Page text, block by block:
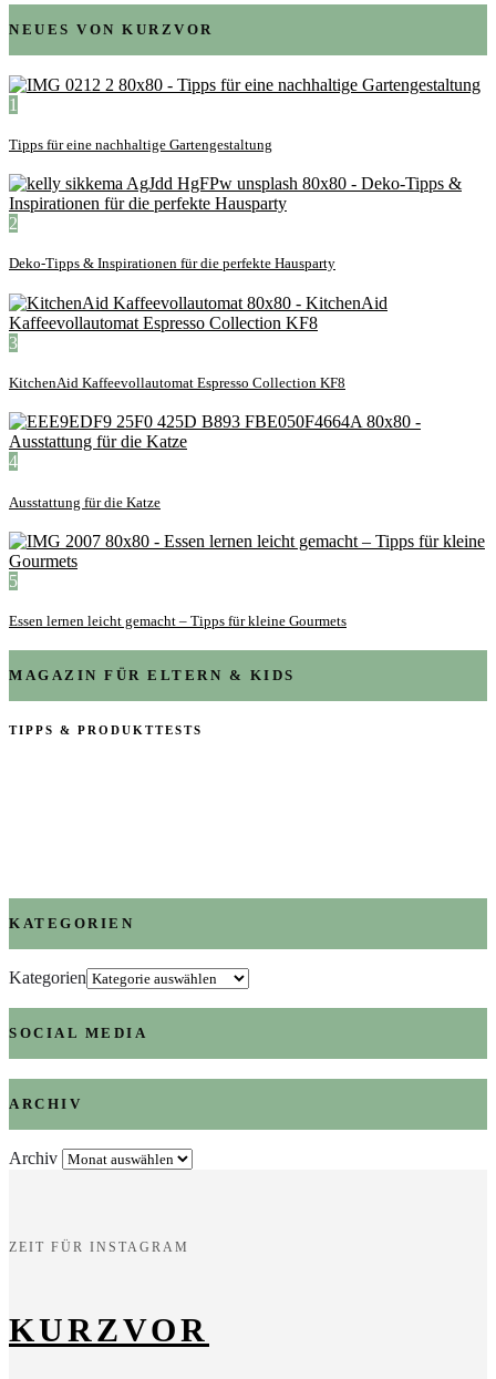
NEUES VON KURZVOR
1
Tipps für eine nachhaltige Gartengestaltung
2
Deko-Tipps & Inspirationen für die perfekte Hausparty
3
KitchenAid Kaffeevollautomat Espresso Collection KF8
4
Ausstattung für die Katze
5
Essen lernen leicht gemacht – Tipps für kleine Gourmets
MAGAZIN FÜR ELTERN & KIDS
TIPPS & PRODUKTTESTS
KATEGORIEN
Kategorien
SOCIAL MEDIA
ARCHIV
Archiv
ZEIT FÜR INSTAGRAM
KURZVOR